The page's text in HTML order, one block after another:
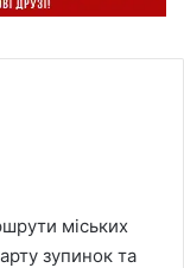
міських
зупинок та